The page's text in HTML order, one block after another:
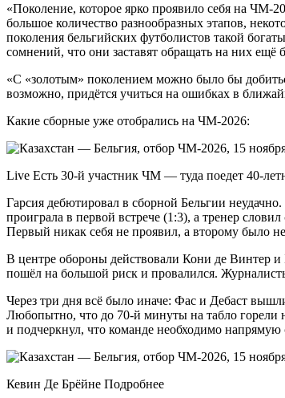
«Поколение, которое ярко проявило себя на
большое количество разнообразных этапов,
поколения бельгийских футболистов такой
сомнений, что они заставят обращать на них ещё
«С «золотым» поколением можно было бы
возможно, придётся учиться на ошибках в
Какие сборные уже отобрались на ЧМ-2026:
Live Есть 30-й участник ЧМ — туда поедет 40-
Гарсия дебютировал в сборной Бельгии
проиграла в первой встрече (1:3), а тренер
Первый никак себя не проявил, а второму было
В центре обороны действовали Кони де Винтер и
пошёл на большой риск и провалился.
Через три дня всё было иначе: Фас и Дебаст
Любопытно, что до 70-й минуты на табло горели
и подчеркнул, что команде необходимо
Кевин Де Брёйне Подробнее